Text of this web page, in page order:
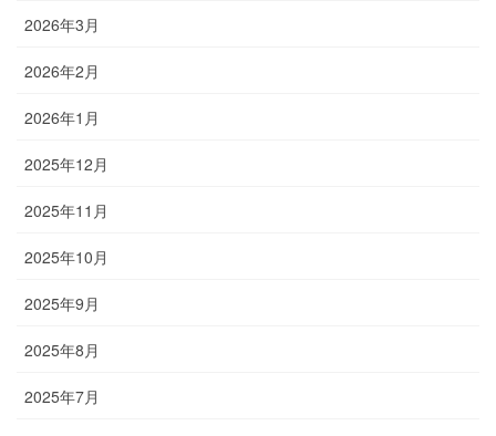
2026年3月
2026年2月
2026年1月
2025年12月
2025年11月
2025年10月
2025年9月
2025年8月
2025年7月